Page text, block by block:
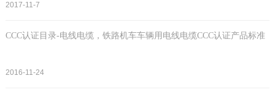
2017-11-7
CCC认证目录-电线电缆，铁路机车车辆用电线电缆CCC认证产品标准
2016-11-24